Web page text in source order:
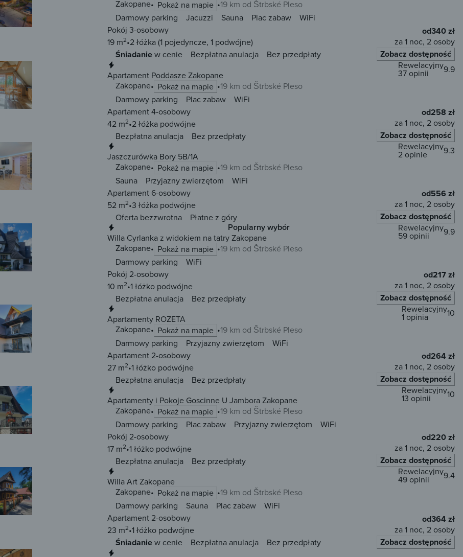
Zakopane
Pokaż na mapie 19 km od Štrbské Pleso
Darmowy parking Jacuzzi Sauna Plac zabaw
WiFi
Pokój 3-osobowy
19 m2 2 łóżka(1 pojedyncze, 1 podwójne)
Śniadaniew cenie Bezpłatna anulacja Bez przedpłaty
od340 zł
za 1 noc, 2 osoby
Zobacz dostępność
Apartament Poddasze Zakopane
Zakopane
Pokaż na mapie 19 km od Štrbské Pleso
9.9
Rewelacyjny
37 opinii
Darmowy parking Plac zabaw
WiFi
Apartament 4-osobowy
42 m2 2 łóżka podwójne
Bezpłatna anulacja
Bez przedpłaty
od258 zł
za 1 noc, 2 osoby
Zobacz dostępność
Jaszczurówka Bory 5B/1A
Zakopane
Pokaż na mapie 19 km od Štrbské Pleso
9.3
Rewelacyjny
2 opinie
Sauna Przyjazny zwierzętom
WiFi
Apartament 6-osobowy
52 m2 3 łóżka podwójne
Oferta bezzwrotna
Płatne z góry
od556 zł
za 1 noc, 2 osoby
Zobacz dostępność
Popularny wybór
Willa Cyrlanka z widokiem na tatry Zakopane
Zakopane
Pokaż na mapie 19 km od Štrbské Pleso
9.9
Rewelacyjny
59 opinii
Darmowy parking
WiFi
Pokój 2-osobowy
10 m2 1 łóżko podwójne
Bezpłatna anulacja
Bez przedpłaty
od217 zł
za 1 noc, 2 osoby
Zobacz dostępność
Apartamenty ROZETA
Zakopane
Pokaż na mapie 19 km od Štrbské Pleso
10
Rewelacyjny
1 opinia
Darmowy parking Przyjazny zwierzętom
WiFi
Apartament 2-osobowy
27 m2 1 łóżko podwójne
Bezpłatna anulacja
Bez przedpłaty
od264 zł
za 1 noc, 2 osoby
Zobacz dostępność
Apartamenty i Pokoje Goscinne U Jambora Zakopane
Zakopane
Pokaż na mapie 19 km od Štrbské Pleso
10
Rewelacyjny
13 opinii
Darmowy parking Plac zabaw Przyjazny zwierzętom
WiFi
Pokój 2-osobowy
17 m2 1 łóżko podwójne
Bezpłatna anulacja
Bez przedpłaty
od220 zł
za 1 noc, 2 osoby
Zobacz dostępność
Willa Art Zakopane
Zakopane
Pokaż na mapie 19 km od Štrbské Pleso
9.4
Rewelacyjny
49 opinii
Darmowy parking Sauna Plac zabaw
WiFi
Apartament 2-osobowy
23 m2 1 łóżko podwójne
Śniadaniew cenie Bezpłatna anulacja Bez przedpłaty
od364 zł
za 1 noc, 2 osoby
Zobacz dostępność